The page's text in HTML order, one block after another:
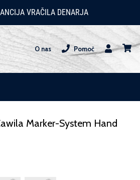
VRAČILA DENARJA
O nas
Pomoč
Uporabnik
Marker-System Hand